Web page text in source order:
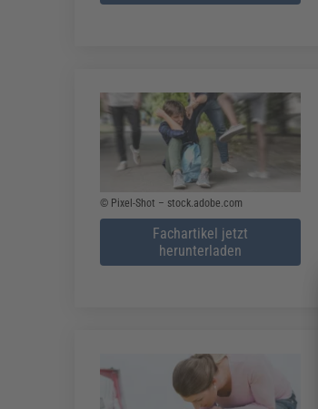
© Pixel-Shot – stock.adobe.com
Fachartikel jetzt
herunterladen